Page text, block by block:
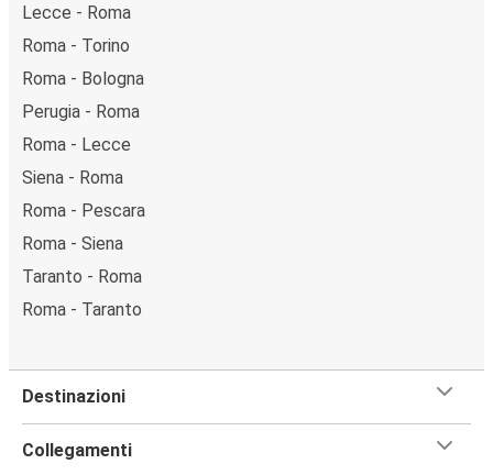
Lecce - Roma
Roma - Torino
Roma - Bologna
Perugia - Roma
Roma - Lecce
Siena - Roma
Roma - Pescara
Roma - Siena
Taranto - Roma
Roma - Taranto
Destinazioni
Collegamenti